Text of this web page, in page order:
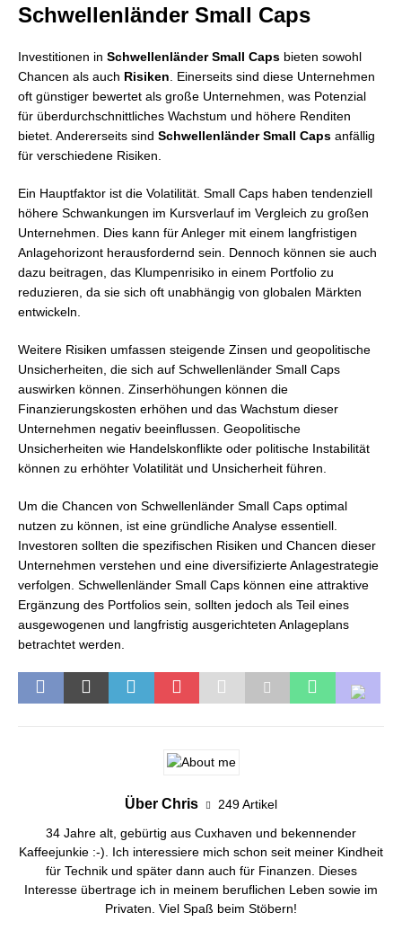
Schwellenländer Small Caps
Investitionen in Schwellenländer Small Caps bieten sowohl
Chancen als auch Risiken . Einerseits sind diese Unternehmen
oft günstiger bewertet als große Unternehmen, was Potenzial
für überdurchschnittliches Wachstum und höhere Renditen
bietet. Andererseits sind Schwellenländer Small Caps anfällig
für verschiedene Risiken.
Ein Hauptfaktor ist die Volatilität. Small Caps haben tendenziell
höhere Schwankungen im Kursverlauf im Vergleich zu großen
Unternehmen. Dies kann für Anleger mit einem langfristigen
Anlagehorizont herausfordernd sein. Dennoch können sie auch
dazu beitragen, das Klumpenrisiko in einem Portfolio zu
reduzieren, da sie sich oft unabhängig von globalen Märkten
entwickeln.
Weitere Risiken umfassen steigende Zinsen und geopolitische
Unsicherheiten, die sich auf Schwellenländer Small Caps
auswirken können. Zinserhöhungen können die
Finanzierungskosten erhöhen und das Wachstum dieser
Unternehmen negativ beeinflussen. Geopolitische
Unsicherheiten wie Handelskonflikte oder politische Instabilität
können zu erhöhter Volatilität und Unsicherheit führen.
Um die Chancen von Schwellenländer Small Caps optimal
nutzen zu können, ist eine gründliche Analyse essentiell.
Investoren sollten die spezifischen Risiken und Chancen dieser
Unternehmen verstehen und eine diversifizierte Anlagestrategie
verfolgen. Schwellenländer Small Caps können eine attraktive
Ergänzung des Portfolios sein, sollten jedoch als Teil eines
ausgewogenen und langfristig ausgerichteten Anlageplans
betrachtet werden.
Über Chris 249 Artikel
34 Jahre alt, gebürtig aus Cuxhaven und bekennender
Kaffeejunkie :-). Ich interessiere mich schon seit meiner Kindheit
für Technik und später dann auch für Finanzen. Dieses
Interesse übertrage ich in meinem beruflichen Leben sowie im
Privaten. Viel Spaß beim Stöbern!